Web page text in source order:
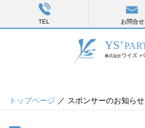
TEL お問合せ
トップページ ／ スポンサーのお知らせ